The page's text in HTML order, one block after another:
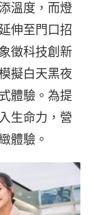
溫度，而燈
伸至門口招
徵科技創新
擬白天黑夜
體驗。為提
生命力，營
體驗。